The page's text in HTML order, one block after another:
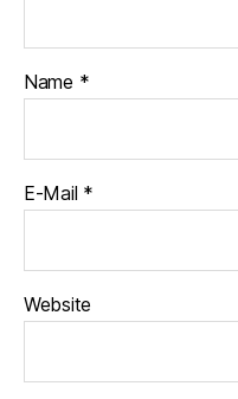
Name *
E-Mail *
Website